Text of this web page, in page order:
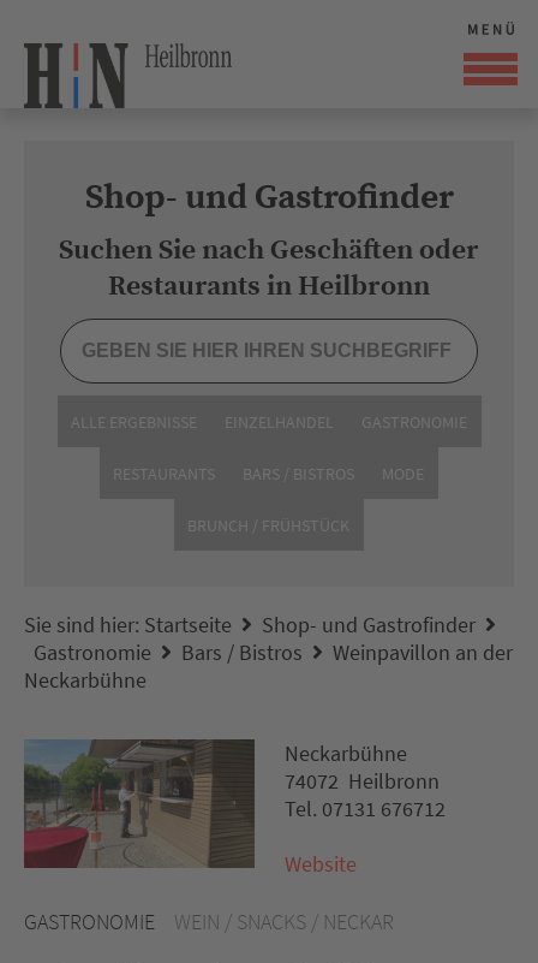
Shop- und Gastrofinder
Suchen Sie nach Geschäften oder
Restaurants in Heilbronn
ALLE ERGEBNISSE EINZELHANDEL GASTRONOMIE
RESTAURANTS BARS / BISTROS MODE
BRUNCH / FRÜHSTÜCK
Sie sind hier: Startseite
Shop- und Gastrofinder
Gastronomie
Bars / Bistros
Weinpavillon an der
Neckarbühne
GASTRONOMIE WEIN / SNACKS / NECKAR
Neckarbühne
74072 Heilbronn
Tel. 07131 676712
Website